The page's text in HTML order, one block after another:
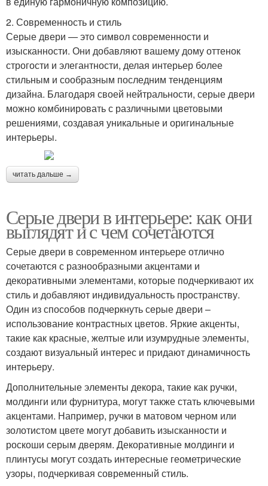
2. Современность и стиль
Серые двери — это символ современности и
изысканности. Они добавляют вашему дому оттенок
строгости и элегантности, делая интерьер более
стильным и сообразным последним тенденциям
дизайна. Благодаря своей нейтральности, серые двери
можно комбинировать с различными цветовыми
решениями, создавая уникальные и оригинальные
интерьеры.
читать дальше →
Серые двери в интерьере: как они
выглядят и с чем сочетаются
Серые двери в современном интерьере отлично
сочетаются с разнообразными акцентами и
декоративными элементами, которые подчеркивают их
стиль и добавляют индивидуальность пространству.
Один из способов подчеркнуть серые двери –
использование контрастных цветов. Яркие акценты,
такие как красные, желтые или изумрудные элементы,
создают визуальный интерес и придают динамичность
интерьеру.
Дополнительные элементы декора, такие как ручки,
молдинги или фурнитура, могут также стать ключевыми
акцентами. Например, ручки в матовом черном или
золотистом цвете могут добавить изысканности и
роскоши серым дверям. Декоративные молдинги и
плинтусы могут создать интересные геометрические
узоры, подчеркивая современный стиль.